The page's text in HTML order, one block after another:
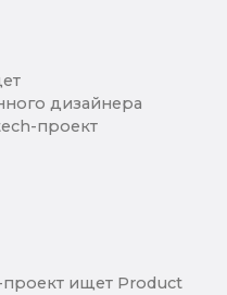
дизайнера
проект
ищет Product